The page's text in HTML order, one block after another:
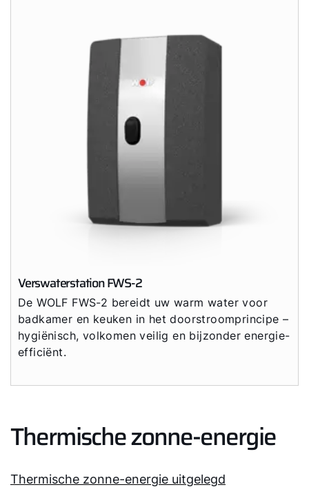
Verswaterstation FWS-2
De WOLF FWS-2 bereidt uw warm water voor
badkamer en keuken in het doorstroomprincipe –
hygiënisch, volkomen veilig en bijzonder energie-
efficiënt.
Thermische zonne-energie
Thermische zonne-energie uitgelegd